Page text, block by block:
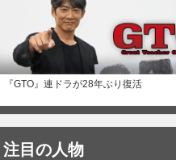
『GTO』連ドラが28年ぶり復活
注目の人物